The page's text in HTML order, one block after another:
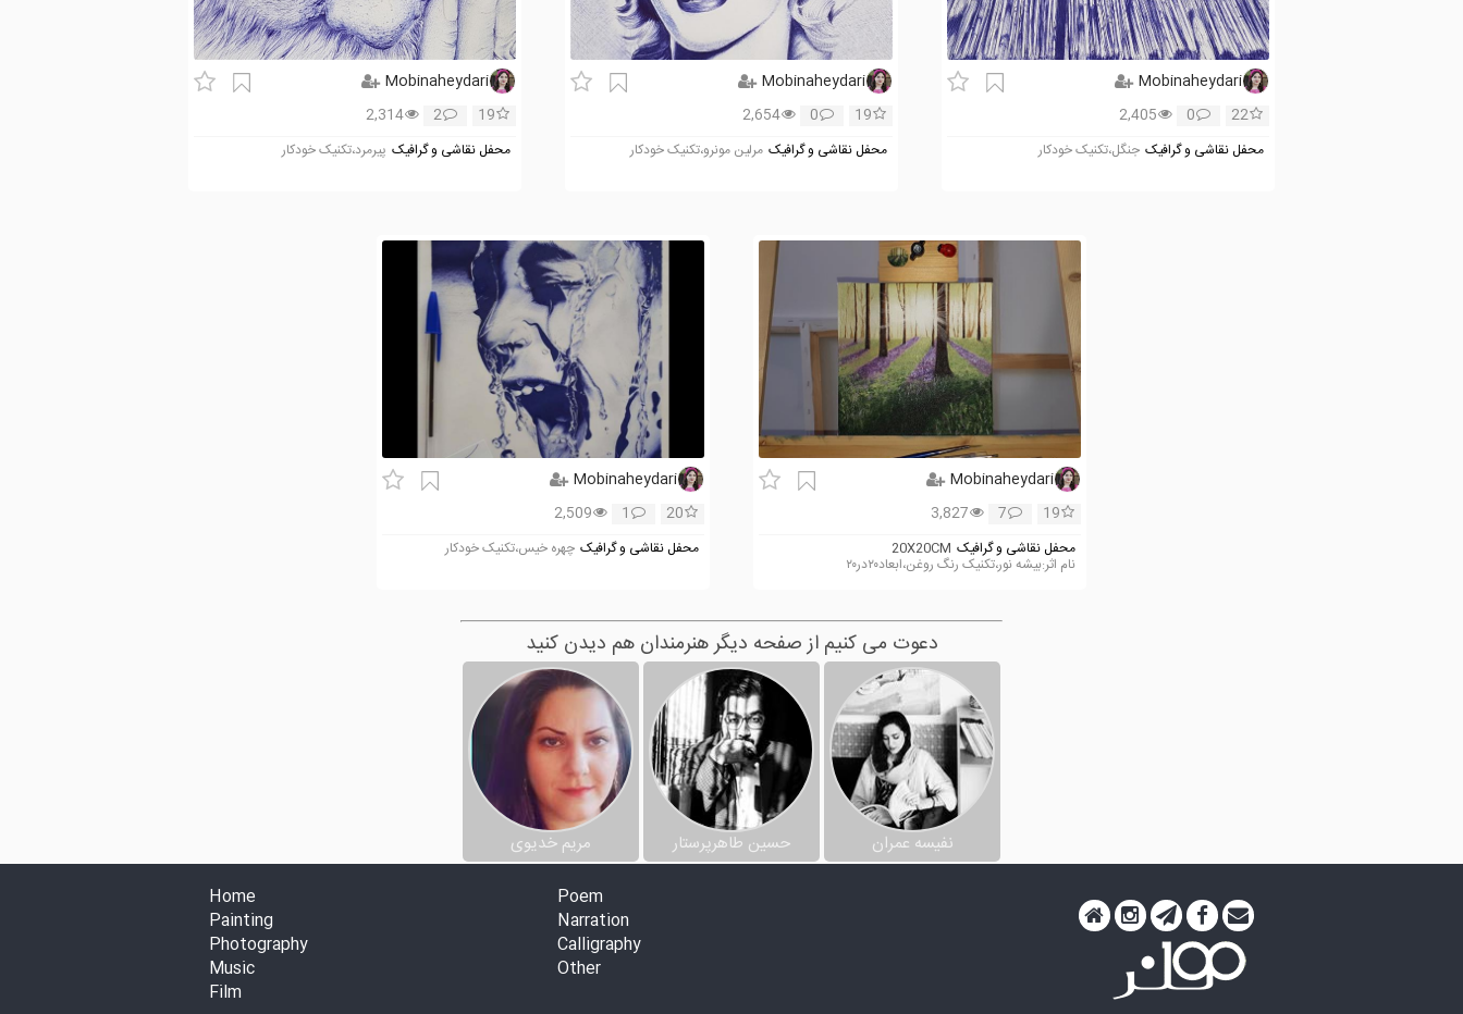
Mobinaheydari
22
0
2,405
محفل نقاشی و گرافیک جنگل،تکنیک خودکار
Mobinaheydari
19
0
2,654
محفل نقاشی و گرافیک مرلین مونرو،تکنیک خودکار
Mobinaheydari
19
2
2,314
محفل نقاشی و گرافیک پیرمرد،تکنیک خودکار
Mobinaheydari
19
7
3,827
محفل نقاشی و گرافیک 20X20CM
نام اثر:بیشه نور،تکنیک رنگ روغن،ابعاد۲۰در۲۰
Mobinaheydari
20
1
2,509
محفل نقاشی و گرافیک چهره خیس،تکنیک خودکار
دعوت می کنیم از صفحه دیگر هنرمندان هم دیدن کنید
نفیسه عمران حسین طاهرپرستار
مریم خدیوی
Home
Painting
Photography
Music
Film
Poem
Narration
Calligraphy
Other